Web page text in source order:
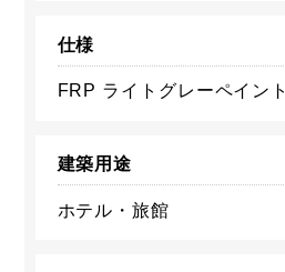
仕様
FRP ライトグレーペイント
建築用途
ホテル・旅館